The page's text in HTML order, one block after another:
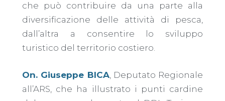
che può contribuire da una parte alla
diversificazione delle attività di pesca,
dall’altra a consentire lo sviluppo
turistico del territorio costiero.
On. Giuseppe BICA, Deputato Regionale
all’ARS, che ha illustrato i punti cardine